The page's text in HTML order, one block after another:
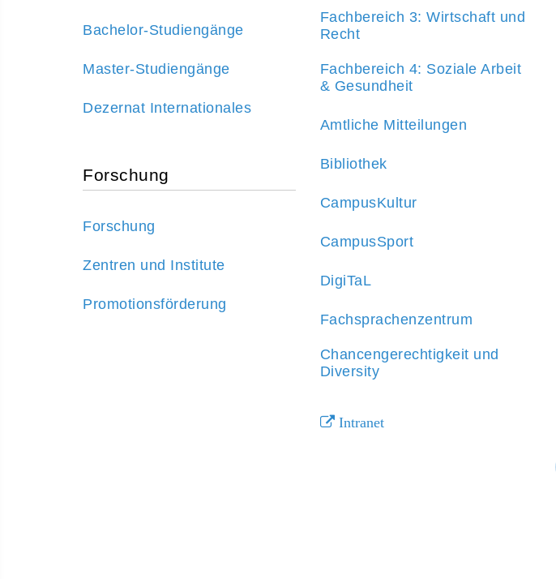
Bachelor-Studiengänge
Master-Studiengänge
Dezernat Internationales
Forschung
Forschung
Zentren und Institute
Promotionsförderung
Fachbereich 3: Wirtschaft und
Recht
Fachbereich 4: Soziale Arbeit
& Gesundheit
Amtliche Mitteilungen
Bibliothek
CampusKultur
CampusSport
DigiTaL
Fachsprachenzentrum
Chancengerechtigkeit und
Diversity
Intranet